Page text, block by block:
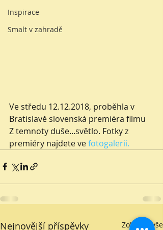
Inspirace
Smalt v zahradě
Ve středu 12.12.2018, proběhla v
Bratislavě slovenská premiéra filmu
Z temnoty duše...světlo. Fotky z
premiéry najdete ve fotogalerii.
Nejnovější příspěvky Zobrazit vše